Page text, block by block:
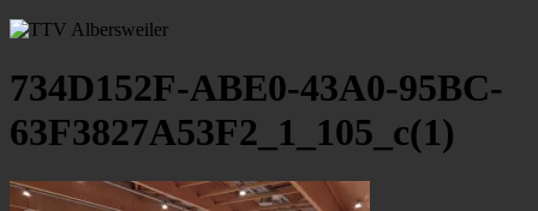
734D152F-ABE0-43A0-95BC-
63F3827A53F2_1_105_c(1)